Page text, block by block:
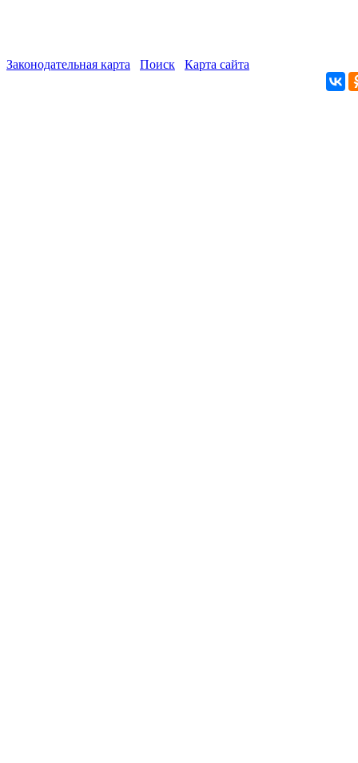
Законодательная карта Поиск Карта сайта